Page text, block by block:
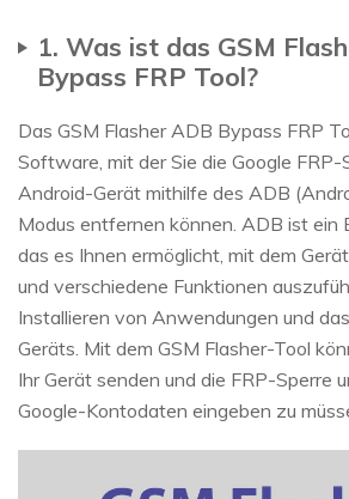
1. Was ist das GSM
Bypass FRP Tool?
Das GSM Flasher ADB Bypass FRP
Software, mit der Sie die Google FRP-
Android-Gerät mithilfe des ADB
Modus entfernen können. ADB ist ein
das es Ihnen ermöglicht, mit dem
und verschiedene Funktionen
Installieren von Anwendungen und
Geräts. Mit dem GSM Flasher-Tool
Ihr Gerät senden und die FRP-Sperre
Google-Kontodaten eingeben zu